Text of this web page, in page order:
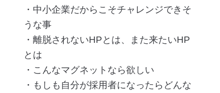
・中小企業だからこそチャレンジできそ
うな事
・離脱されないHPとは、また来たいHP
とは
・こんなマグネットなら欲しい
・もしも自分が採用者になったらどんな